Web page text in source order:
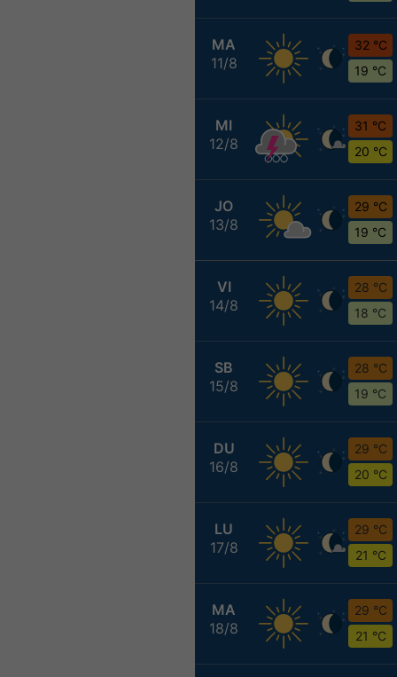
MA
11/8
32 °C
19 °C
MI
12/8
31 °C
20 °C
JO
13/8
29 °C
19 °C
VI
14/8
28 °C
18 °C
SB
15/8
28 °C
19 °C
DU
16/8
29 °C
20 °C
LU
17/8
29 °C
21 °C
MA
18/8
29 °C
21 °C